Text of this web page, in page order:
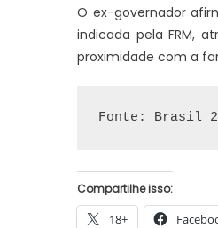
O ex-governador
indicada pela FRM,
proximidade com a
Fonte: Brasil
Compartilhe isso:
18+